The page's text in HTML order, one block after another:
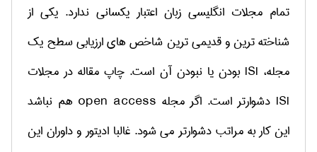
تمام مجلات انگلیسی زبان اعتبار یکسانی ندارد. یکی از
شناخته ترین و قدیمی ترین شاخص های ارزیابی سطح یک
مجله، ISI بودن یا نبودن آن است. چاپ مقاله در مجلات
ISI دشوارتر است. اگر مجله open access هم نباشد
این کار به مراتب دشوارتر می شود. غالبا ادیتور و داوران این